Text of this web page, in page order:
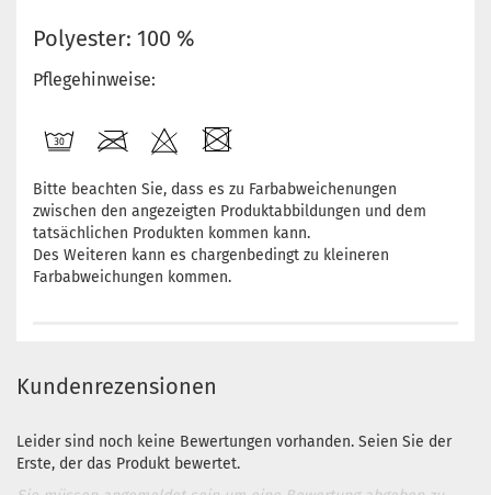
Polyester: 100 %
Pflegehinweise:
Bitte beachten Sie, dass es zu Farbabweichenungen
zwischen den angezeigten Produktabbildungen und dem
tatsächlichen Produkten kommen kann.
Des Weiteren kann es chargenbedingt zu kleineren
Farbabweichungen kommen.
Kundenrezensionen
Leider sind noch keine Bewertungen vorhanden. Seien Sie der
Erste, der das Produkt bewertet.